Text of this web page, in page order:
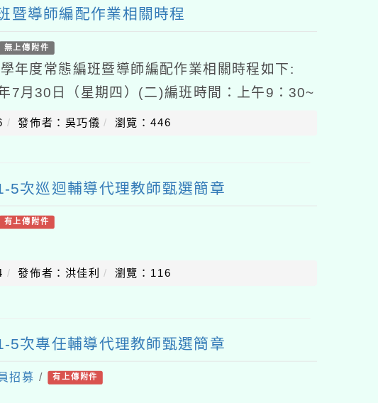
暨導師編配作業相關時程
無上傳附件
年度常態編班暨導師編配作業相關時程如下:
7月30日（星期四）(二)編班時間：上午9：30~
：本校多功能教室(四)編班年級：一年級新
發佈者：吳巧儀 瀏覽：446
5次巡迴輔導代理教師甄選簡章
有上傳附件
發佈者：洪佳利 瀏覽：116
5次專任輔導代理教師甄選簡章
招募 / 有上傳附件